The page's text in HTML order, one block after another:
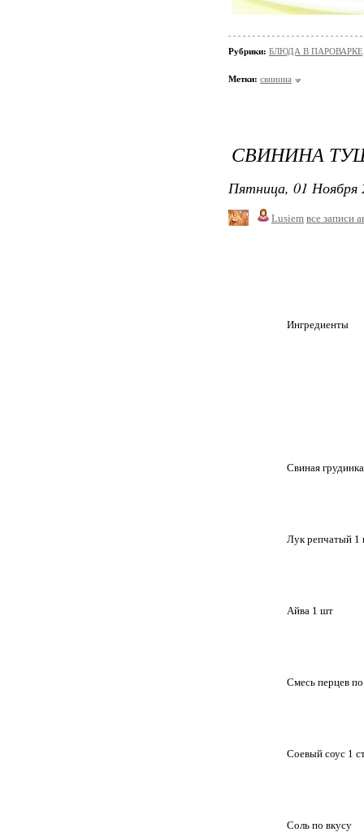
Рубрики: БЛЮДА В
Метки: свинина
СВИНИНА
Пятница, 01 Ноября
Lusiem все записи
			Ингредиенты
			Свиная грудинка
Лук репчатый
			Айва 1 шт
Смесь перцев
Соевый соус 1
			Соль по вкусу